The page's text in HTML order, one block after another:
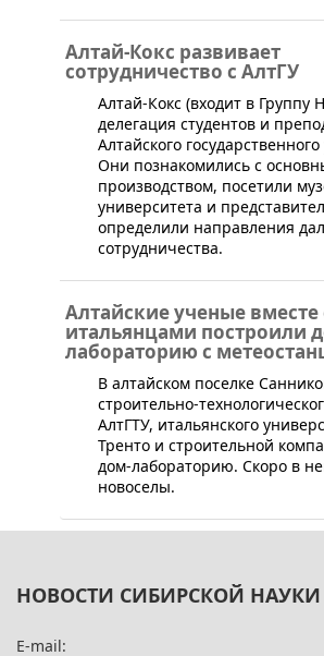
Алтай-Кокс развивает
сотрудничество с АлтГУ
​Алтай-Кокс (входит в Группу
делегация студентов и
Алтайского
Они познакомились с
производством, посетили
университета и
определили направления
сотрудничества.
Алтайские ученые вместе
итальянцами построили
лабораторию с
В алтайском поселке
строительно-
АлтГТУ, итальянского
Тренто и строительной
дом-лабораторию. Скоро в
новоселы.
НОВОСТИ СИБИРСКОЙ НАУКИ
E-mail: